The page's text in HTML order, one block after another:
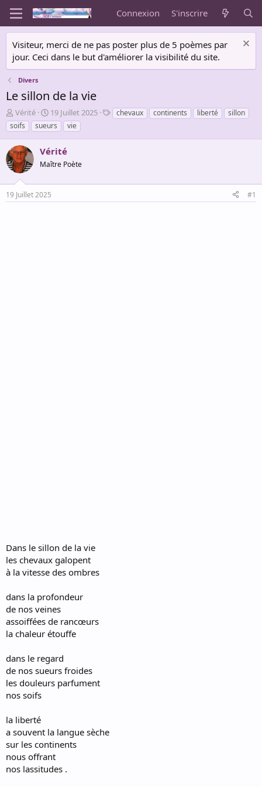
Connexion S'inscrire
Visiteur, merci de ne pas poster plus de 5 poèmes par
jour. Ceci dans le but d'améliorer la visibilité du site.
Divers
Le sillon de la vie
A
u
t
e
u
r
d
e
l
Vérité
D
a
t
d
e
é
b
19 Juillet 2025
T
a
chevaux continents liberté
sillon
soifs
sueurs vie
Vérité
Maître Poète
19 Juillet 2025 #1
Dans le sillon de la vie
les chevaux galopent
à la vitesse des ombres
dans la profondeur
de nos veines
assoiffées de rancœurs
la chaleur étouffe
dans le regard
de nos sueurs froides
les douleurs parfument
nos soifs
la liberté
a souvent la langue sèche
sur les continents
nous offrant
nos lassitudes .